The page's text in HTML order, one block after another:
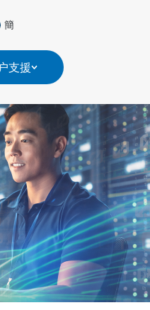
簡
支援